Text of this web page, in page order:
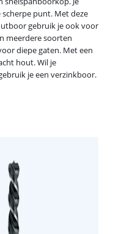
punt. Met deze
gebruik je ook voor
meerdere soorten
diepe gaten. Met een
hout. Wil je
je een verzinkboor.